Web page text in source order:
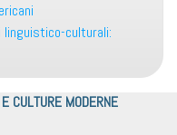
linguistico-culturali:
CULTURE MODERNE